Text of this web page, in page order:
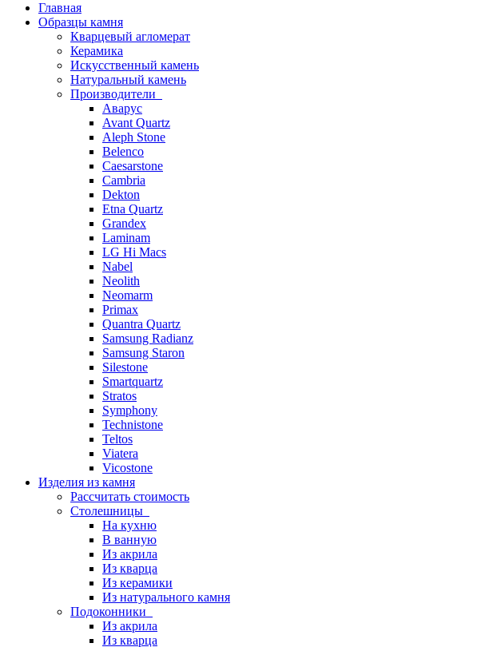
Главная
Образцы камня
Кварцевый агломерат
Керамика
Искусственный камень
Натуральный камень
Производители
Аварус
Avant Quartz
Aleph Stone
Belenco
Caesarstone
Cambria
Dekton
Etna Quartz
Grandex
Laminam
LG Hi Macs
Nabel
Neolith
Neomarm
Primax
Quantra Quartz
Samsung Radianz
Samsung Staron
Silestone
Smartquartz
Stratos
Symphony
Technistone
Teltos
Viatera
Vicostone
Изделия из камня
Рассчитать стоимость
Столешницы
На кухню
В ванную
Из акрила
Из кварца
Из керамики
Из натурального камня
Подоконники
Из акрила
Из кварца